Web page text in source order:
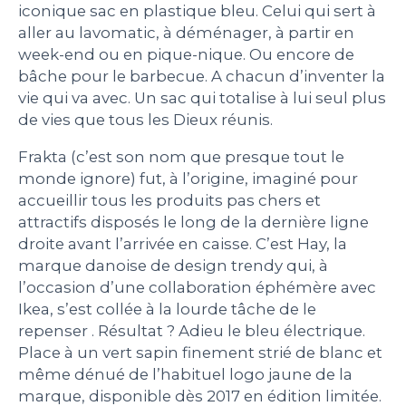
Mentions légales
Politique de protection des données
personnelles
Plan du site
iconique sac en plastique bleu. Celui qui sert à
aller au lavomatic, à déménager, à partir en
week-end ou en pique-nique. Ou encore de
bâche pour le barbecue. A chacun d’inventer la
vie qui va avec. Un sac qui totalise à lui seul plus
de vies que tous les Dieux réunis.
Frakta (c’est son nom que presque tout le
monde ignore) fut, à l’origine, imaginé pour
accueillir tous les produits pas chers et
attractifs disposés le long de la dernière ligne
droite avant l’arrivée en caisse. C’est Hay, la
marque danoise de design trendy qui, à
l’occasion d’une collaboration éphémère avec
Ikea, s’est collée à la lourde tâche de le
repenser . Résultat ? Adieu le bleu électrique.
Place à un vert sapin finement strié de blanc et
même dénué de l’habituel logo jaune de la
marque, disponible dès 2017 en édition limitée.